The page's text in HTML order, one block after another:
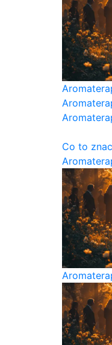
Co to